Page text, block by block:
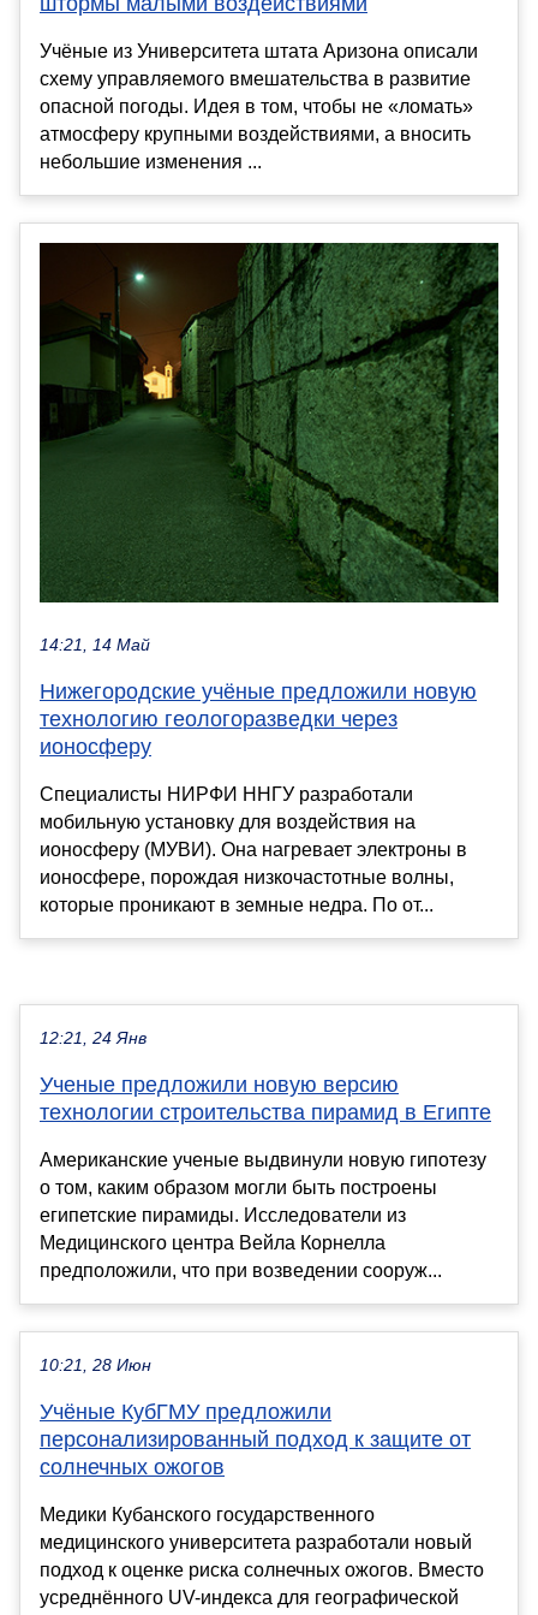
Учёные из Университета штата Аризона описали
схему управляемого вмешательства в развитие
опасной погоды. Идея в том, чтобы не «ломать»
атмосферу крупными воздействиями, а вносить
небольшие изменения ...
14:21, 14 Май
Нижегородские учёные предложили новую
технологию геологоразведки через
ионосферу
Специалисты НИРФИ ННГУ разработали
мобильную установку для воздействия на
ионосферу (МУВИ). Она нагревает электроны в
ионосфере, порождая низкочастотные волны,
которые проникают в земные недра. По от...
12:21, 24 Янв
Ученые предложили новую версию
технологии строительства пирамид в Египте
Американские ученые выдвинули новую гипотезу
о том, каким образом могли быть построены
египетские пирамиды. Исследователи из
Медицинского центра Вейла Корнелла
предположили, что при возведении сооруж...
10:21, 28 Июн
Учёные КубГМУ предложили
персонализированный подход к защите от
солнечных ожогов
Медики Кубанского государственного
медицинского университета разработали новый
подход к оценке риска солнечных ожогов. Вместо
усреднённого UV-индекса для географической